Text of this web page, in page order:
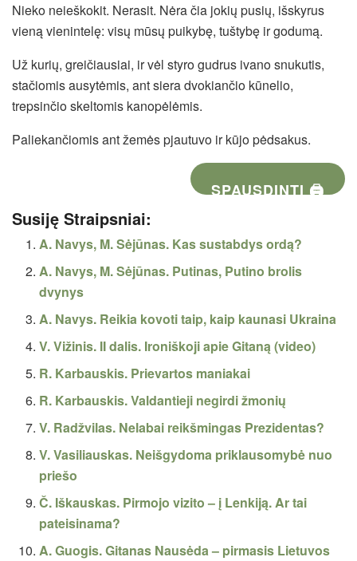
Nieko neieškokit. Nerasit. Nėra čia jokių pusių, išskyrus
vieną vienintelę: visų mūsų puikybę, tuštybę ir godumą.
Už kurių, greičiausiai, ir vėl styro gudrus ivano snukutis,
stačiomis ausytėmis, ant siera dvokiančio kūnelio,
trepsinčio skeltomis kanopėlėmis.
Paliekančiomis ant žemės pjautuvo ir kūjo pėdsakus.
SPAUSDINTI 🖨
Susiję Straipsniai:
A. Navys, M. Sėjūnas. Kas sustabdys ordą?
A. Navys, M. Sėjūnas. Putinas, Putino brolis
dvynys
A. Navys. Reikia kovoti taip, kaip kaunasi Ukraina
V. Vižinis. II dalis. Ironiškoji apie Gitaną (video)
R. Karbauskis. Prievartos maniakai
R. Karbauskis. Valdantieji negirdi žmonių
V. Radžvilas. Nelabai reikšmingas Prezidentas?
V. Vasiliauskas. Neišgydoma priklausomybė nuo
priešo
Č. Iškauskas. Pirmojo vizito – į Lenkiją. Ar tai
pateisinama?
A. Guogis. Gitanas Nausėda – pirmasis Lietuvos